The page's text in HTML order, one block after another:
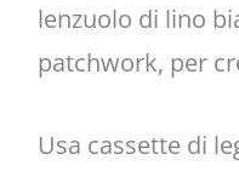
lenzuolo di lino
patchwork, per
Usa cassette di